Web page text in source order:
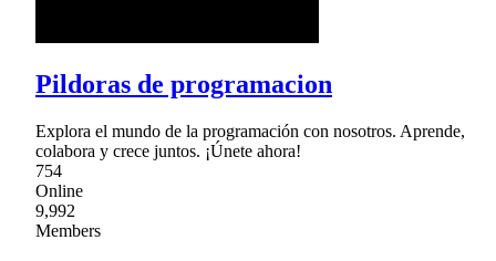
Pildoras de programacion
Explora el mundo de la programación con nosotros. Aprende,
colabora y crece juntos. ¡Únete ahora!
754
Online
9,992
Members